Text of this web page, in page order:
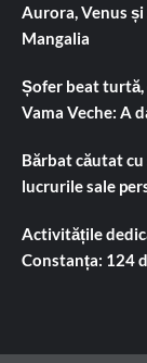
Aurora, Venus
Mangalia
Șofer beat turtă,
Vama Veche: A
Bărbat căutat cu
lucrurile sale
Activitățile
Constanța: 124